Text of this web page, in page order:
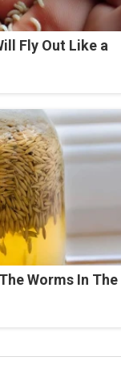
Fly Out Like a
Worms In The